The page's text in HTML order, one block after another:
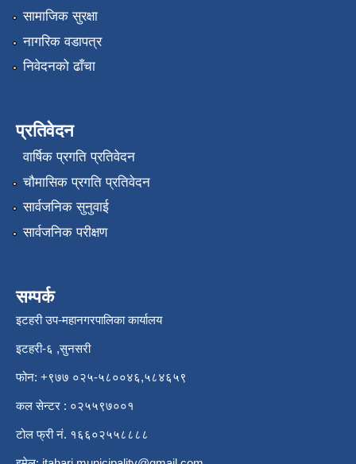
सामाजिक सुरक्षा
नागरिक वडापत्र
निवेदनको ढाँचा
प्रतिवेदन
वार्षिक प्रगति प्रतिवेदन
चौमासिक प्रगति प्रतिवेदन
सार्वजनिक सुनुवाई
सार्वजनिक परीक्षण
सम्पर्क
इटहरी उप-महानगरपालिका कार्यालय
इटहरी-६ ,सुनसरी
फोन: +९७७ ०२५-५८००४६,५८४६५९
कल सेन्टर : ०२५५९७००१
टोल फ्री नं. १६६०२५५८८८८